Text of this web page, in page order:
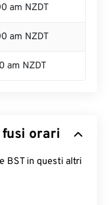
am NZDT
am NZDT
am NZDT
orari
BST in questi altri